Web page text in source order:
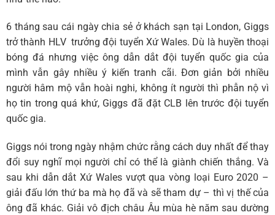
6 tháng sau cái ngày chia sẻ ở khách sạn tại London, Giggs
trở thành HLV trưởng đội tuyển Xứ Wales. Dù là huyền thoại
bóng đá nhưng việc ông dẫn dắt đội tuyển quốc gia của
mình vẫn gây nhiều ý kiến tranh cãi. Đơn giản bởi nhiều
người hâm mộ vẫn hoài nghi, không ít người thì phẫn nộ vì
họ tin trong quá khứ, Giggs đã đặt CLB lên trước đội tuyển
quốc gia.
Giggs nói trong ngày nhậm chức rằng cách duy nhất để thay
đổi suy nghĩ mọi người chỉ có thể là giành chiến thắng. Và
sau khi dẫn dắt Xứ Wales vượt qua vòng loại Euro 2020 –
giải đấu lớn thứ ba mà họ đã và sẽ tham dự – thì vị thế của
ông đã khác. Giải vô địch châu Âu mùa hè năm sau dường